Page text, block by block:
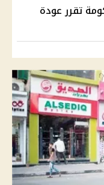
تقرر عودة